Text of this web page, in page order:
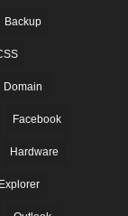
Backup
Domain
Facebook
Hardware